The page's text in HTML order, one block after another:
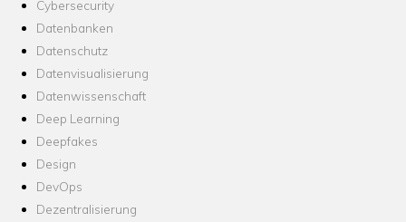
Cybersecurity
Datenbanken
Datenschutz
Datenvisualisierung
Datenwissenschaft
Deep Learning
Deepfakes
Design
DevOps
Dezentralisierung